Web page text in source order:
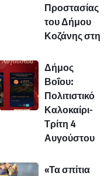
Προστασίας
του Δήμου
Κοζάνης στη
Δήμος
Βοΐου:
Πολιτιστικό
Καλοκαίρι-
Τρίτη 4
Αυγούστου
«Τα σπίτια